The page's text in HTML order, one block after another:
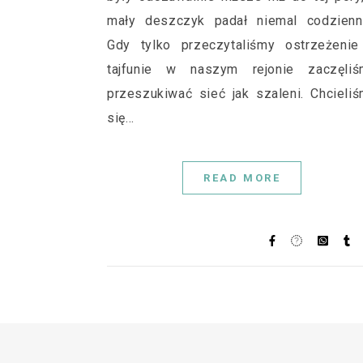
mały deszczyk padał niemal
Gdy tylko przeczytaliśmy
tajfunie w naszym rejonie
przeszukiwać sieć jak szaleni.
się…
READ MORE